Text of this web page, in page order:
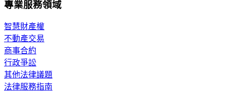
專業服務領域
智慧財產權
不動產交易
商事合約
行政爭訟
其他法律議題
法律服務指南